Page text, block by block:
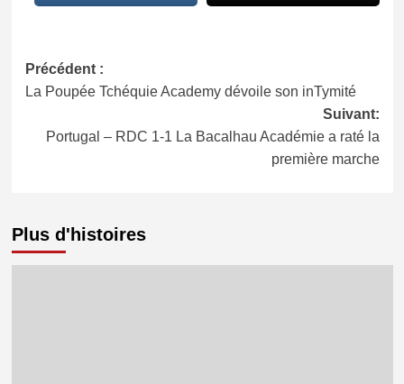
Navigation
d’article
Précédent :
La Poupée Tchéquie Academy dévoile son inTymité
Suivant:
Portugal – RDC 1-1 La Bacalhau Académie a raté la
première marche
Plus d'histoires